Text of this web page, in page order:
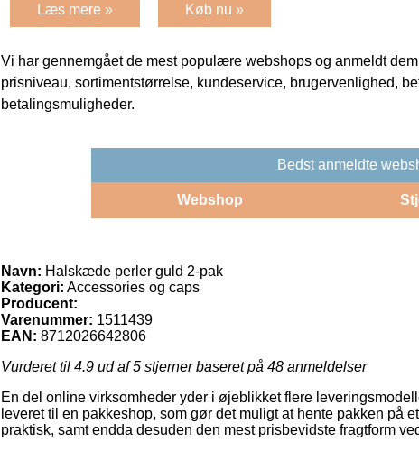
Læs mere » Køb nu »
Vi har gennemgået de mest populære webshops og anmeldt
prisniveau, sortimentstørrelse, kundeservice, brugervenlighed,
betalingsmuligheder.
Bedst anmeldte
Webshop
Navn: Halskæde perler guld 2-pak
Kategori: Accessories og caps
Producent:
Varenummer: 1511439
EAN: 8712026642806
Vurderet til 4.9 ud af 5 stjerner baseret på 48 anmeldelser
En del online virksomheder yder i øjeblikket flere
leveret til en pakkeshop, som gør det muligt at hente pakken på
praktisk, samt endda desuden den mest prisbevidste fragtform